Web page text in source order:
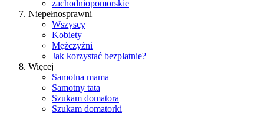
zachodniopomorskie
Niepełnosprawni
Wszyscy
Kobiety
Mężczyźni
Jak korzystać bezpłatnie?
Więcej
Samotna mama
Samotny tata
Szukam domatora
Szukam domatorki